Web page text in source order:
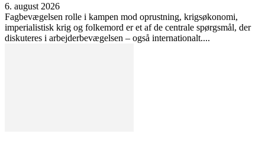
6. august 2026
Fagbevægelsen rolle i kampen mod oprustning, krigsøkonomi,
imperialistisk krig og folkemord er et af de centrale spørgsmål, der
diskuteres i arbejderbevægelsen – også internationalt....